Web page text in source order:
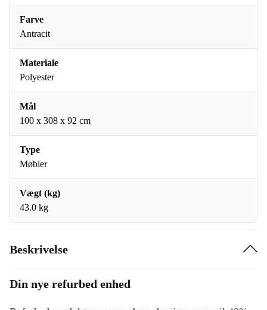
Farve
Antracit
Materiale
Polyester
Mål
100 x 308 x 92 cm
Type
Møbler
Vægt (kg)
43.0 kg
Beskrivelse
Din nye refurbed enhed